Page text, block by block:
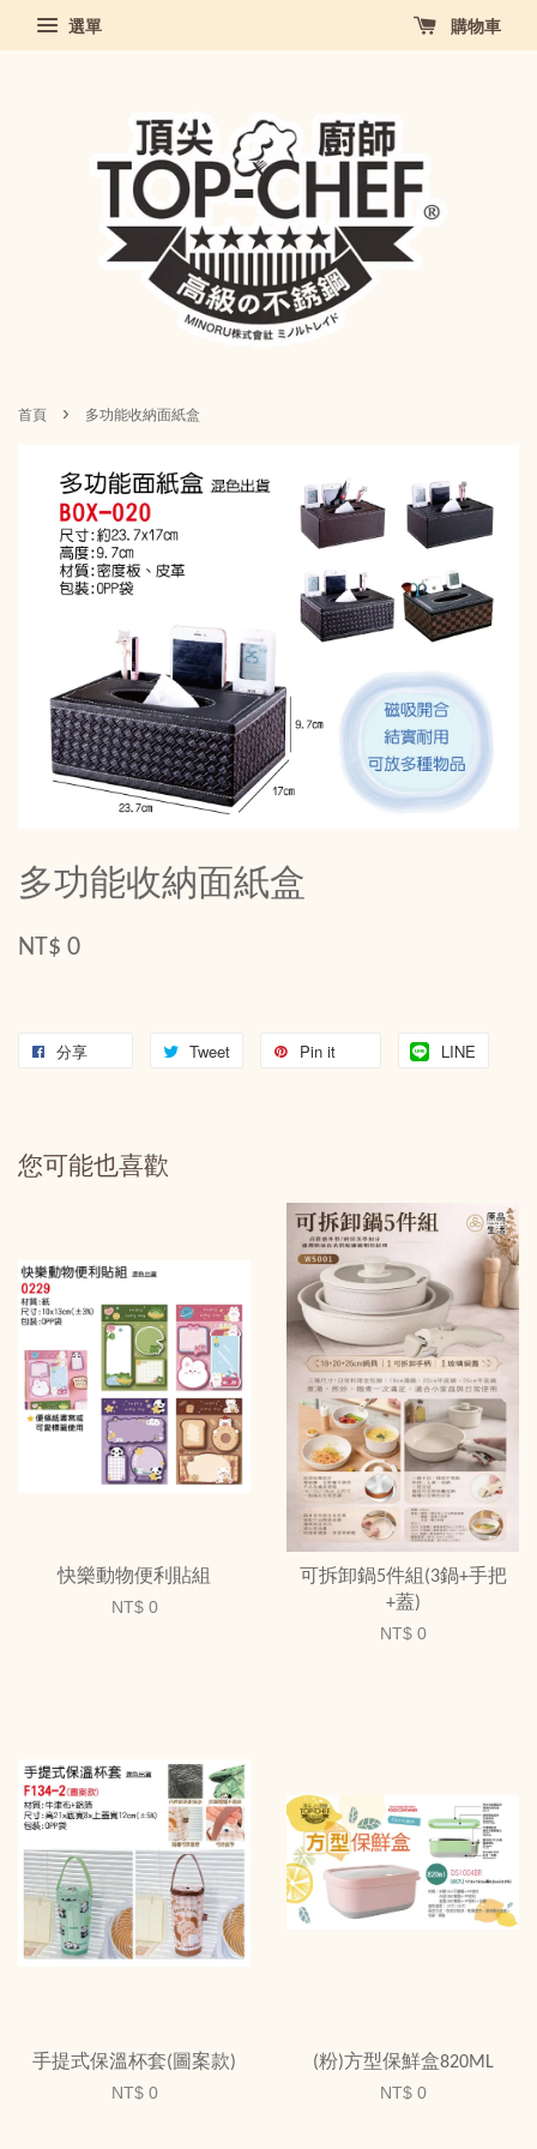
選單 購物車
首頁 › 多功能收納面紙盒
多功能收納面紙盒
NT$ 0
分享 Tweet Pin it LINE
您可能也喜歡
快樂動物便利貼組
NT$ 0
可拆卸鍋5件組(3鍋+手把
+蓋)
NT$ 0
手提式保溫杯套(圖案款)
NT$ 0
(粉)方型保鮮盒820ML
NT$ 0